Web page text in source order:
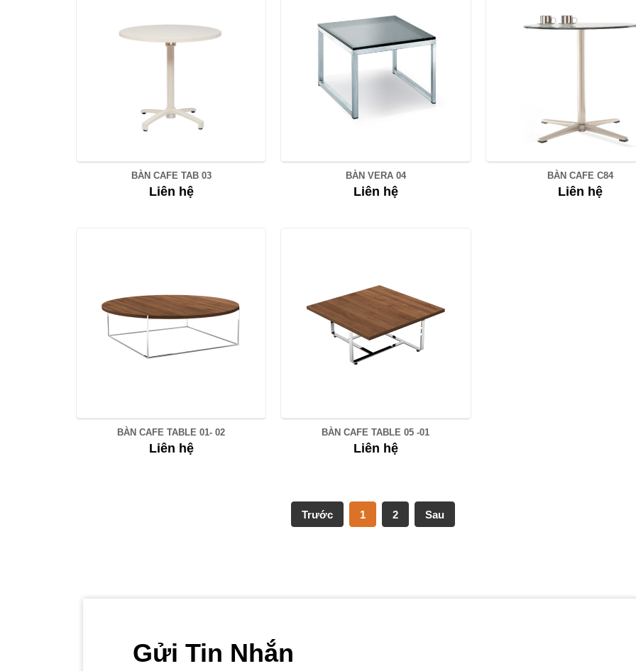
BÀN CAFE TAB 03
Liên hệ
BÀN VERA 04
Liên hệ
BÀN CAFE C84
Liên hệ
BÀN CAFE TABLE 01- 02
Liên hệ
BÀN CAFE TABLE 05 -01
Liên hệ
Trước 1 2 Sau
Gửi Tin Nhắn